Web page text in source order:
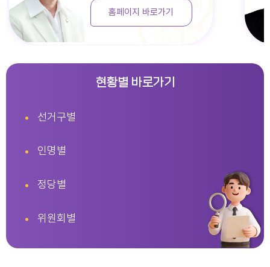
홈페이지 바로가기
현황별 바로가기
선거구별
인명별
정당별
위원회별